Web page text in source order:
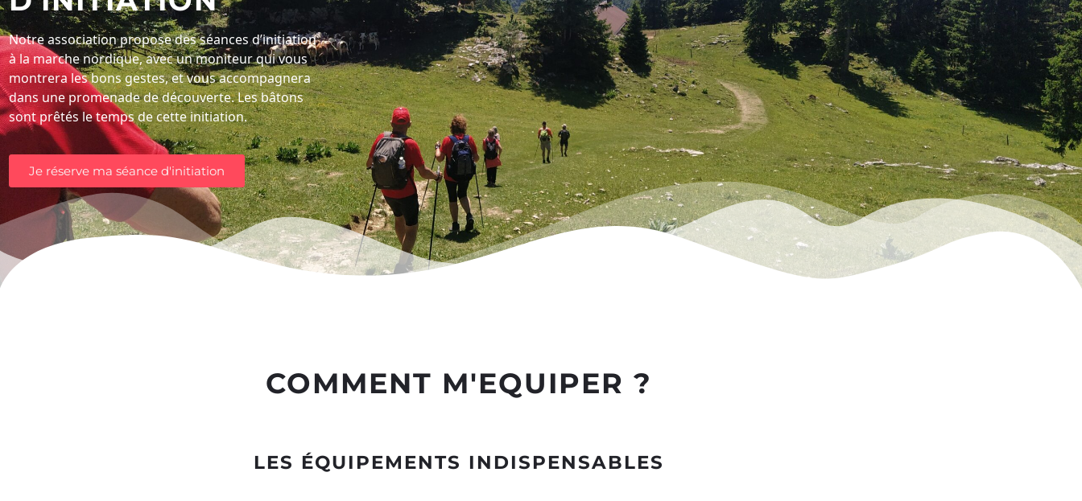
Notre association propose des séances d’initiation
à la marche nordique, avec un moniteur qui vous
montrera les bons gestes, et vous accompagnera
dans une promenade de découverte. Les bâtons
sont prêtés le temps de cette initiation.
Je réserve ma séance d'initiation
COMMENT M'EQUIPER ?
LES ÉQUIPEMENTS INDISPENSABLES